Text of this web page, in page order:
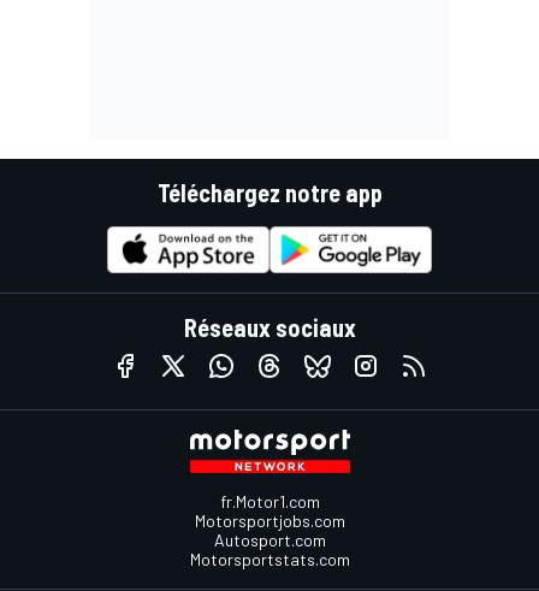
Téléchargez notre app
Réseaux sociaux
fr.Motor1.com
Motorsportjobs.com
Autosport.com
Motorsportstats.com